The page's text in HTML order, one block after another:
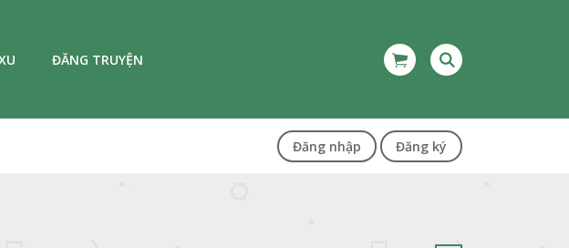
ĐĂNG TRUYỆN
Đăng nhập Đăng ký